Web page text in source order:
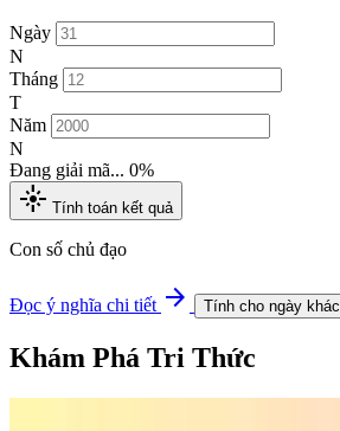
Ngày
N
Tháng
T
Năm
N
Đang giải mã... 0%
flare Tính toán kết quả
Con số chủ đạo
Đọc ý nghĩa chi tiết arrow_forward Tính cho ngày khác
Khám Phá Tri Thức